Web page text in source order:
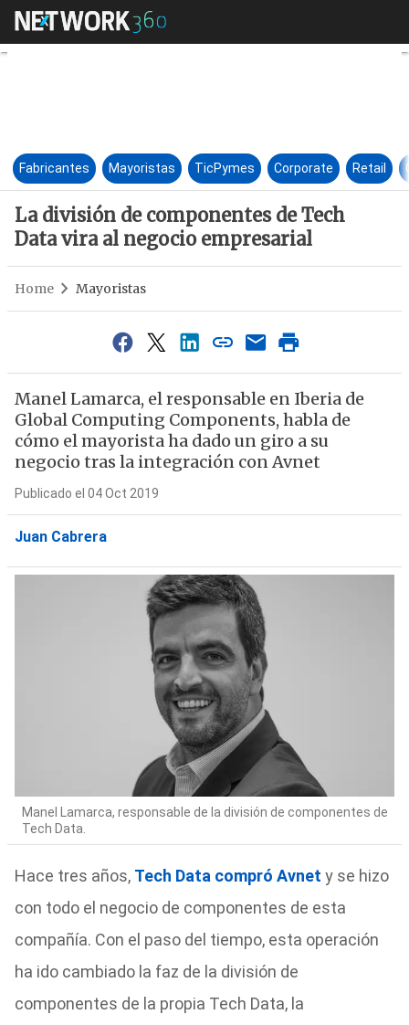
La división de componentes
Fabricantes Mayoristas TicPymes Corporate Retail
La división de componentes de Tech
Data vira al negocio empresarial
Home Mayoristas
Manel Lamarca, el responsable en Iberia de
Global Computing Components, habla de
cómo el mayorista ha dado un giro a su
negocio tras la integración con Avnet
Publicado el 04 Oct 2019
Juan Cabrera
Manel Lamarca, responsable de la división de componentes de
Tech Data.
Hace tres años, Tech Data compró Avnet y se hizo
con todo el negocio de componentes de esta
compañía. Con el paso del tiempo, esta operación
ha ido cambiado la faz de la división de
componentes de la propia Tech Data, la